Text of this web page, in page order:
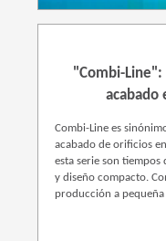
"Combi-Line":
acabado
Combi-Line es
acabado de orificios
esta serie son
y diseño compacto.
producción a pequeña